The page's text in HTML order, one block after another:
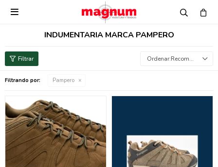

INDUMENTARIA MARCA PAMPERO
Recomendados
Filtrando por: Pampero